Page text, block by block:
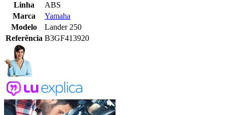
Linha
ABS
Marca
Yamaha
Modelo
Lander 250
Referência B3GF413920